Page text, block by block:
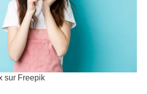
sur Freepik